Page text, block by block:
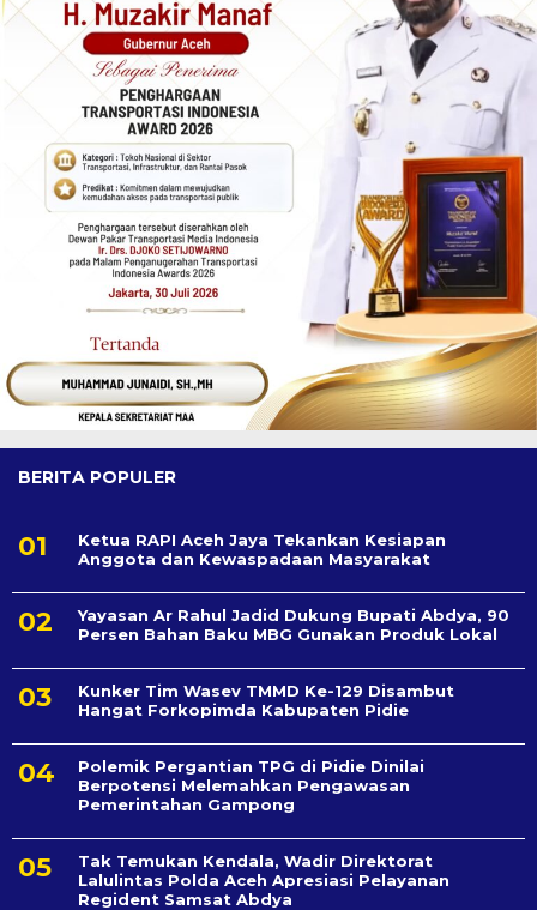
BERITA POPULER
Ketua RAPI Aceh Jaya Tekankan Kesiapan
Anggota dan Kewaspadaan Masyarakat
Yayasan Ar Rahul Jadid Dukung Bupati Abdya, 90
Persen Bahan Baku MBG Gunakan Produk Lokal
Kunker Tim Wasev TMMD Ke-129 Disambut
Hangat Forkopimda Kabupaten Pidie
Polemik Pergantian TPG di Pidie Dinilai
Berpotensi Melemahkan Pengawasan
Pemerintahan Gampong
Tak Temukan Kendala, Wadir Direktorat
Lalulintas Polda Aceh Apresiasi Pelayanan
Regident Samsat Abdya